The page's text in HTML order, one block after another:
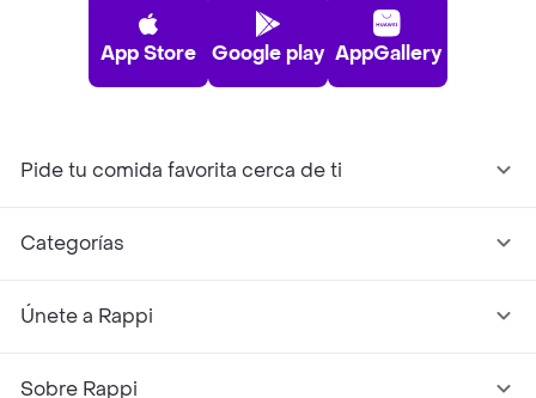
App Store Google play AppGallery
Pide tu comida favorita cerca de ti
Categorías
Únete a Rappi
Sobre Rappi